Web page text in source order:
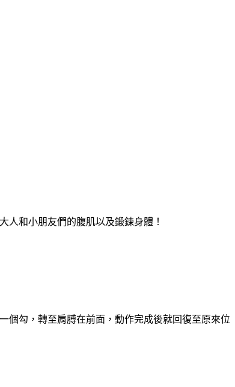
人和小朋友們的腹肌以及鍛鍊身體！
個勾，轉至肩膊在前面，動作完成後就回復至原來位